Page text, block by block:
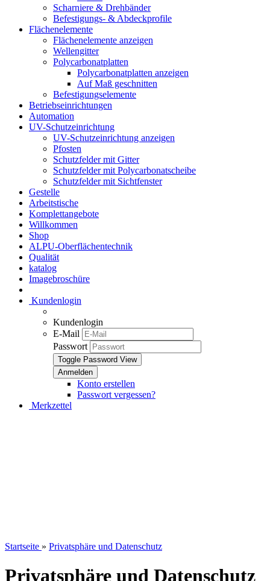
Scharniere & Drehbänder
Befestigungs- & Abdeckprofile
Flächenelemente
Flächenelemente anzeigen
Wellengitter
Polycarbonatplatten
Polycarbonatplatten anzeigen
Auf Maß geschnitten
Befestigungselemente
Betriebseinrichtungen
Automation
UV-Schutzeinrichtung
UV-Schutzeinrichtung anzeigen
Pfosten
Schutzfelder mit Gitter
Schutzfelder mit Polycarbonatscheibe
Schutzfelder mit Sichtfenster
Gestelle
Arbeitstische
Komplettangebote
Willkommen
Shop
ALPU-Oberflächentechnik
Qualität
katalog
Imagebroschüre
Kundenlogin
Kundenlogin
E-Mail
Passwort
Toggle Password View
Konto erstellen
Passwort vergessen?
Merkzettel
Startseite » Privatsphäre und Datenschutz
Privatsphäre und Datenschutz